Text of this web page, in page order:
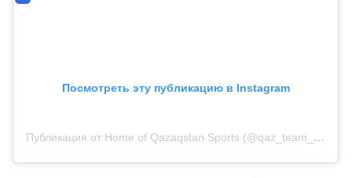
Посмотреть эту публикацию в Instagram
Публикация от Home of Qazaqstan Sports (@qaz_team_official)